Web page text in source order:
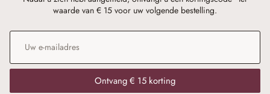
waarde van € 15 voor uw volgende bestelling.
E-mailadres
Ontvang € 15 korting